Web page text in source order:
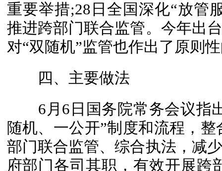
重要举措;28日全国深化“放管
推进跨部门联合监管。今年出
对“双随机”监管也作出了原则
四、主要做法
6月6日国务院常务会议指
随机、一公开”制度和流程，
部门联合监管、综合执法，减
府部门各司其职，有效开展跨